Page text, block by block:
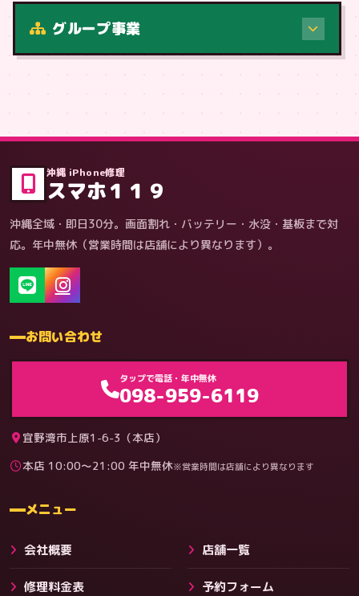
症状・内容から
料金
グループ事業
沖縄 iPhone修理
スマホ１１９
沖縄全域・即日30分。画面割れ・バッテリー・水没・基板まで対
応。年中無休（営業時間は店舗により異なります）。
お問い合わせ
タップで電話・年中無休
098-959-6119
宜野湾市上原1-6-3（本店）
本店 10:00〜21:00 年中無休※営業時間は店舗により異なります
メニュー
会社概要 店舗一覧
修理料金表 予約フォーム